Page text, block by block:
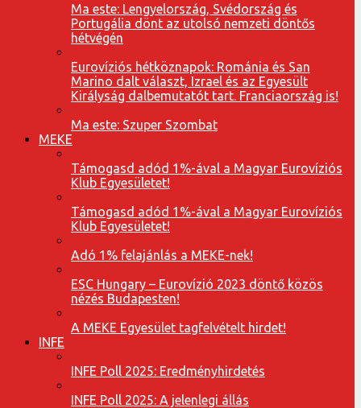
Ma este: Lengyelország, Svédország és
Portugália dönt az utolsó nemzeti döntős
hétvégén
Eurovíziós hétköznapok: Románia és San
Marino dalt választ, Izrael és az Egyesült
Királyság dalbemutatót tart. Franciaország is!
Ma este: Szuper Szombat
MEKE
Támogasd adód 1%-ával a Magyar Eurovíziós
Klub Egyesületet!
Támogasd adód 1%-ával a Magyar Eurovíziós
Klub Egyesületet!
Adó 1% felajánlás a MEKE-nek!
ESC Hungary – Eurovízió 2023 döntő közös
nézés Budapesten!
A MEKE Egyesület tagfelvételt hirdet!
INFE
INFE Poll 2025: Eredményhirdetés
INFE Poll 2025: A jelenlegi állás